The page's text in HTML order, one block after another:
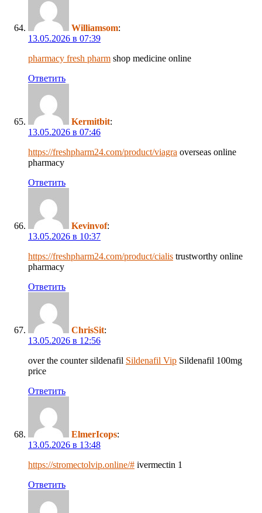
Williamsom:
13.05.2026 в 07:39
pharmacy fresh pharm shop medicine online
Ответить
Kermitbit:
13.05.2026 в 07:46
https://freshpharm24.com/product/viagra overseas online
pharmacy
Ответить
Kevinvof:
13.05.2026 в 10:37
https://freshpharm24.com/product/cialis trustworthy online
pharmacy
Ответить
ChrisSit:
13.05.2026 в 12:56
over the counter sildenafil Sildenafil Vip Sildenafil 100mg
price
Ответить
ElmerIcops:
13.05.2026 в 13:48
https://stromectolvip.online/# ivermectin 1
Ответить